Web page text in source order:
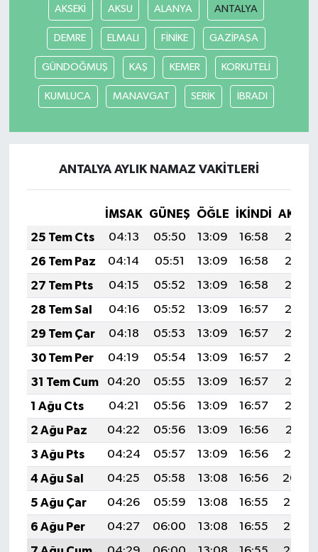
AKSEKİ AKSU ALANYA ANTALYA
DEMRE ELMALI FİNİKE GAZİPAŞA
GÜNDOĞMUŞ KAŞ KEMER KORKUTELİ
KUMLUCA MANAVGAT SERİK İBRADI
ANTALYA AYLIK NAMAZ VAKITLERI
İMSAK GÜNEŞ ÖĞLE İKINDI
25 Tem Cts
04:13 05:50 13:09 16:58
20:18
26 Tem Paz
04:14 05:51 13:09 16:58
20:17
27 Tem Pts
04:15 05:52 13:09 16:58
20:16
28 Tem Sal
04:16 05:52 13:09 16:57
20:15
29 Tem Çar
04:18 05:53 13:09 16:57
20:15
30 Tem Per
04:19 05:54 13:09 16:57
20:14
31 Tem Cum
04:20 05:55 13:09 16:57
20:13
1 Ağu Cts
04:21 05:56 13:09 16:57
20:12
2 Ağu Paz
04:22 05:56 13:09 16:56
20:11
3 Ağu Pts
04:24 05:57 13:09 16:56
20:10
4 Ağu Sal
04:25 05:58 13:08 16:56
20:09
5 Ağu Çar
04:26 05:59 13:08 16:55
20:08
6 Ağu Per
04:27 06:00 13:08 16:55
20:07
Türkiye
Yerel
İletişim
Künye